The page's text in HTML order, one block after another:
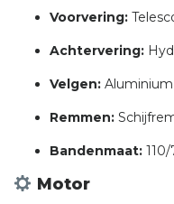
Voorvering:
Achtervering:
Velgen: Aluminium
Remmen:
Bandenmaat:
Motor